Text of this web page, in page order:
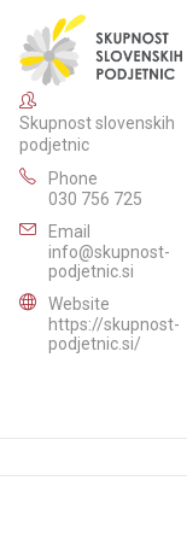
Skupnost slovenskih
podjetnic
Phone
030 756 725
Email
info@skupnost-
podjetnic.si
Website
https://skupnost-
podjetnic.si/